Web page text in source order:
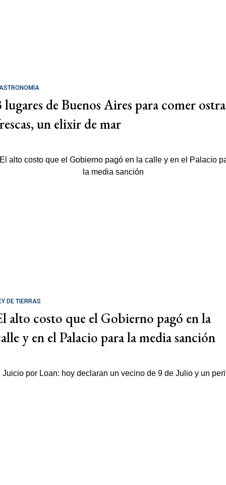
lugares de Buenos Aires para comer
un elixir de mar
DE TIERRAS
alto costo que el Gobierno pagó en la
y en el Palacio para la media sanción